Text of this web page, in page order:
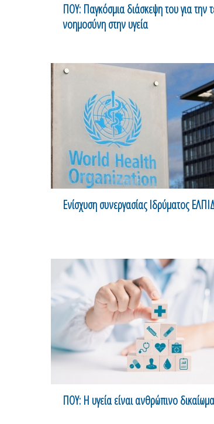
ΠΟΥ: Παγκόσμια διάσκεψη του για την
νοημοσύνη στην υγεία
Ενίσχυση συνεργασίας Ιδρύματος
ΠΟΥ: Η υγεία είναι ανθρώπινο